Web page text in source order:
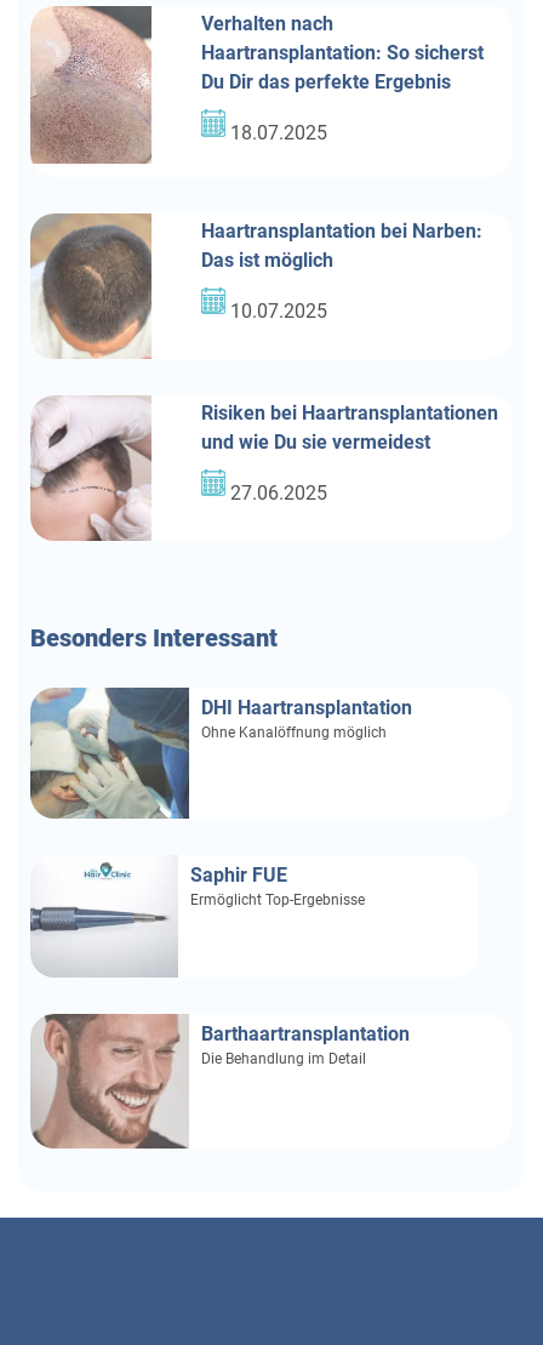
Verhalten nach
Haartransplantation: So sicherst
Du Dir das perfekte Ergebnis
18.07.2025
Haartransplantation bei Narben:
Das ist möglich
10.07.2025
Risiken bei Haartransplantationen
und wie Du sie vermeidest
27.06.2025
Besonders Interessant
DHI Haartransplantation
Ohne Kanalöffnung möglich
Saphir FUE
Ermöglicht Top-Ergebnisse
Barthaartransplantation
Die Behandlung im Detail